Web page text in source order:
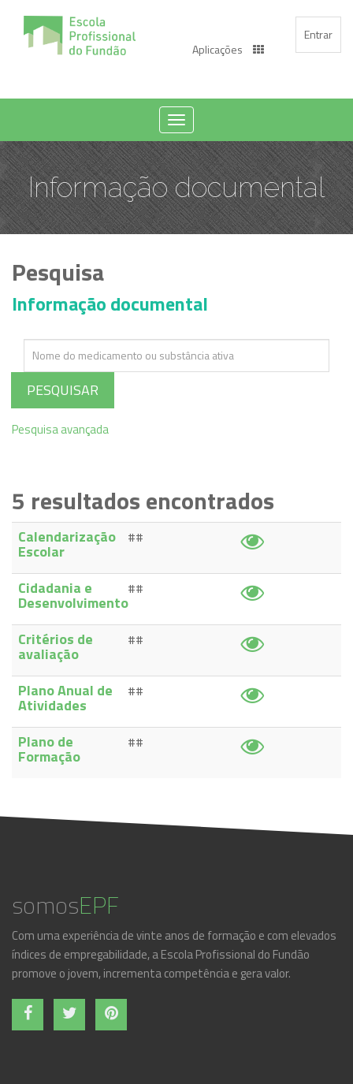
Entrar
Aplicações
Toggle
navigation
Informação documental
Pesquisa
Informação documental
PESQUISAR
Pesquisa avançada
5 resultados encontrados
Calendarização
Escolar
##
Cidadania e
Desenvolvimento
##
Critérios de
avaliação
##
Plano Anual de
Atividades
##
Plano de
Formação
##
somosEPF
Com uma experiência de vinte anos de formação e com elevados
índices de empregabilidade, a Escola Profissional do Fundão
promove o jovem, incrementa competência e gera valor.